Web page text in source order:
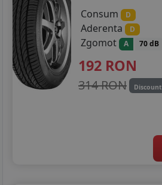
Consum
D
Aderenta D
Zgomot A 70 dB
192 RON
314 RON Discount